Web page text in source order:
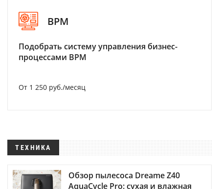
BPM
Подобрать систему управления бизнес-
процессами BPM
От 1 250 руб./месяц
ТЕХНИКА
Обзор пылесоса Dreame Z40
AquaCycle Pro: сухая и влажная